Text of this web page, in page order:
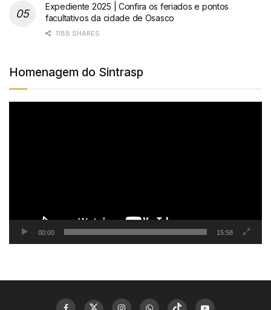
Expediente 2025 | Confira os feriados e pontos
facultativos da cidade de Osasco
1188 SHARES
Homenagem do Sintrasp
00:00 15:58